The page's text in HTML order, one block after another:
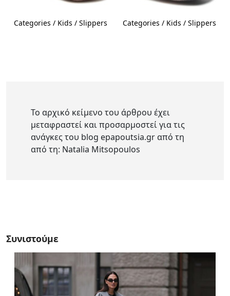
Categories / Kids / Slippers Categories / Kids / Slippers
Το αρχικό κείμενο του άρθρου έχει
μεταφραστεί και προσαρμοστεί για τις
ανάγκες του blog epapoutsia.gr από τη
από τη: Natalia Mitsopoulos
Συνιστούμε